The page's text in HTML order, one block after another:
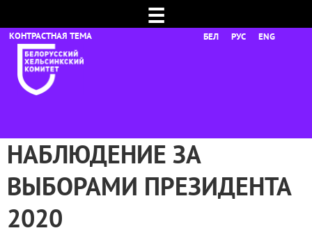
☰
БЕЛ РУС ENG
НАБЛЮДЕНИЕ ЗА
ВЫБОРАМИ ПРЕЗИДЕНТА
2020